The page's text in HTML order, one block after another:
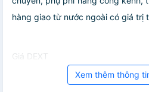
hàng giao từ nước ngoài có giá trị
Giá DEXT
Xem thêm thông